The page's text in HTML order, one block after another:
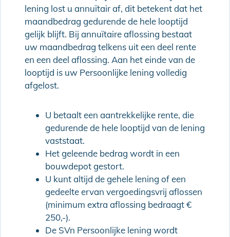
lening lost u annuïtair af, dit betekent dat het
maandbedrag gedurende de hele looptijd
gelijk blijft. Bij annuïtaire aflossing bestaat
uw maandbedrag telkens uit een deel rente
en een deel aflossing. Aan het einde van de
looptijd is uw Persoonlijke lening volledig
afgelost.
U betaalt een aantrekkelijke rente, die
gedurende de hele looptijd van de lening
vaststaat.
Het geleende bedrag wordt in een
bouwdepot gestort.
U kunt altijd de gehele lening of een
gedeelte ervan vergoedingsvrij aflossen
(minimum extra aflossing bedraagt €
250,-).
De SVn Persoonlijke lening wordt